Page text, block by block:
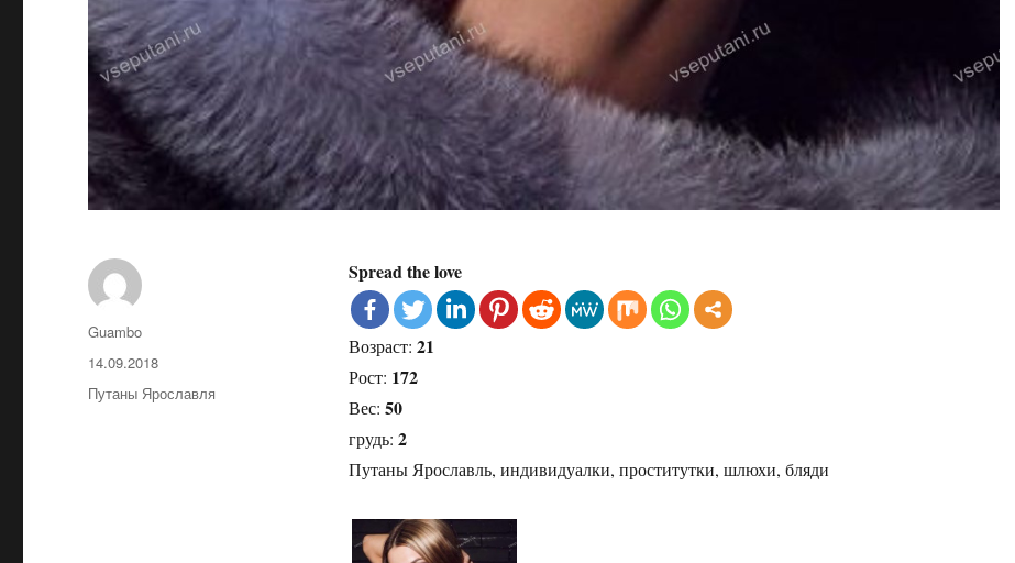
Spread the love
Возраст: 21
Рост: 172
Вес: 50
грудь: 2
Путаны Ярославль, индивидуалки, проститутки, шлюхи, бляди
Автор
Guambo
Опубликовано
14.09.2018
Рубрики
Путаны Ярославля